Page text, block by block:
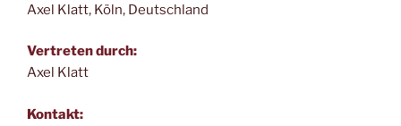
Axel Klatt, Köln, Deutschland
Vertreten durch:
Axel Klatt
Kontakt: